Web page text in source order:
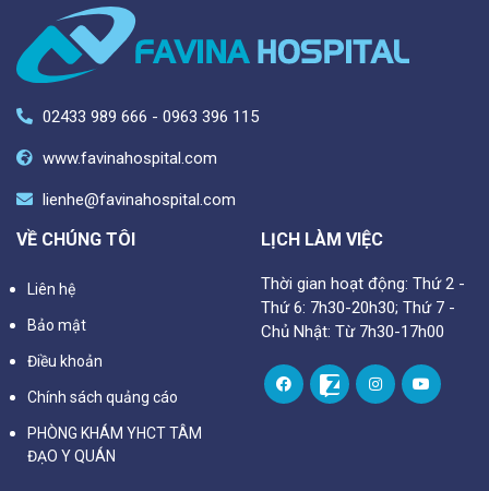
02433 989 666 - 0963 396 115
www.favinahospital.com
lienhe@favinahospital.com
VỀ CHÚNG TÔI
Liên hệ
Bảo mật
Điều khoản
Chính sách quảng cáo
PHÒNG KHÁM YHCT TÂM
ĐẠO Y QUÁN
LỊCH LÀM VIỆC
Thời gian hoạt động: Thứ 2 -
Thứ 6: 7h30-20h30; Thứ 7 -
Chủ Nhật: Từ 7h30-17h00